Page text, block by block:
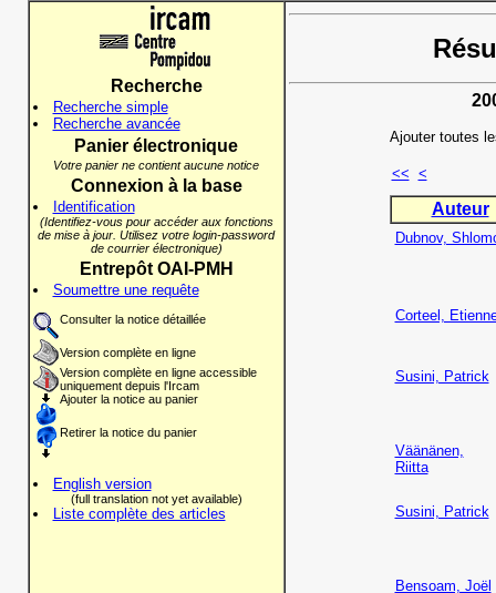
Recherche
Recherche simple
Recherche avancée
Panier électronique
Votre panier ne contient aucune notice
Connexion à la base
Identification
(Identifiez-vous pour accéder aux fonctions
de mise à jour. Utilisez votre login-password
de courrier électronique)
Entrepôt OAI-PMH
Soumettre une requête
Consulter la notice détaillée
Version complète en ligne
Version complète en ligne accessible
uniquement depuis l'Ircam
Ajouter la notice au panier
Retirer la notice du panier
English version
(full translation not yet available)
Liste complète des articles
Ajouter toutes
<< <
Auteur
Dubnov,
Corteel,
Susini, Patrick
Väänänen,
Riitta
Susini, Patrick
Bensoam, Joël